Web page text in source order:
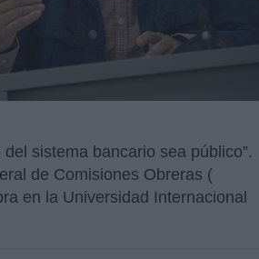
sistema bancario sea público”.
de Comisiones Obreras (
en la Universidad Internacional